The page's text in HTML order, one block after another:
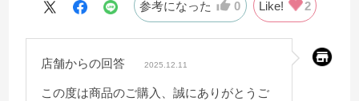
参考になった 0 Like! 2
店舗からの回答 2025.12.11
この度は商品のご購入、誠にありがとうご